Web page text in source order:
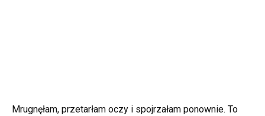
Mrugnęłam, przetarłam oczy i spojrzałam ponownie. To